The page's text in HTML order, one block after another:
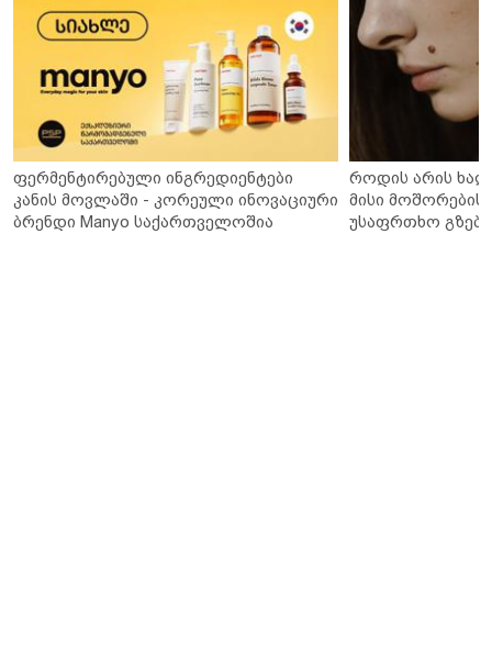
ფერმენტირებული ინგრედიენტები
კანის მოვლაში - კორეული ინოვაციური
ბრენდი Manyo საქართველოშია
როდის არის
მისი მოშორების
უსაფრთხო გზები